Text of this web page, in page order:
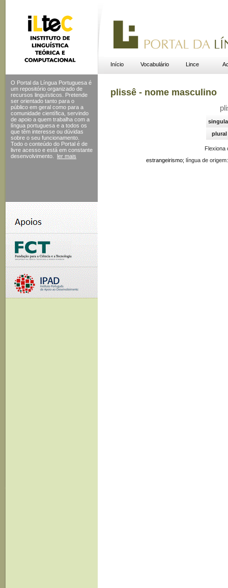
Início Vocabulário Lince
O Portal da Língua Portuguesa é
um repositório organizado de
recursos linguísticos. Pretende
ser orientado tanto para o
público em geral como para a
comunidade científica, servindo
de apoio a quem trabalha com a
língua portuguesa e a todos os
que têm interesse ou dúvidas
sobre o seu funcionamento.
Todo o conteúdo do Portal é de
livre acesso e está em constante
desenvolvimento.
ler mais
plissê - nome masculino
plural
Flexiona
estrangeirismo; língua de